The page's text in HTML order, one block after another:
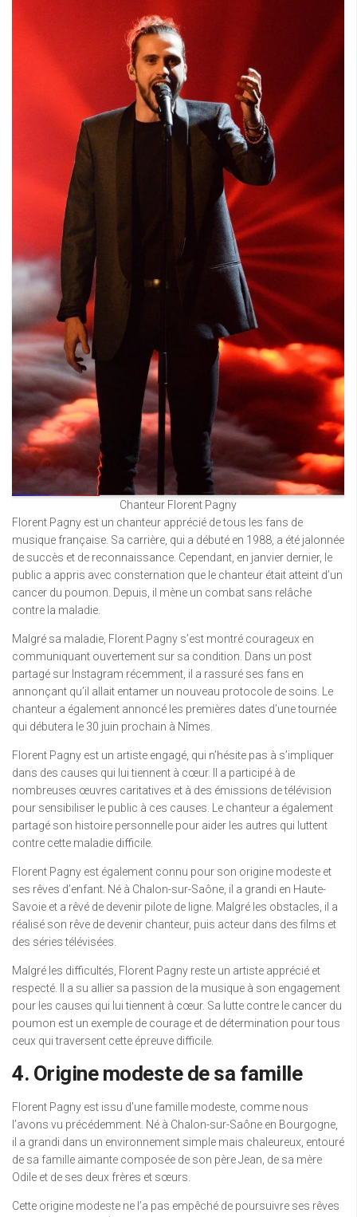
Chanteur Florent Pagny
Florent Pagny est un chanteur apprécié de tous les fans de
musique française. Sa carrière, qui a débuté en 1988, a été jalonnée
de succès et de reconnaissance. Cependant, en janvier dernier, le
public a appris avec consternation que le chanteur était atteint d’un
cancer du poumon. Depuis, il mène un combat sans relâche
contre la maladie.
Malgré sa maladie, Florent Pagny s’est montré courageux en
communiquant ouvertement sur sa condition. Dans un post
partagé sur Instagram récemment, il a rassuré ses fans en
annonçant qu’il allait entamer un nouveau protocole de soins. Le
chanteur a également annoncé les premières dates d’une tournée
qui débutera le 30 juin prochain à Nîmes.
Florent Pagny est un artiste engagé, qui n’hésite pas à s’impliquer
dans des causes qui lui tiennent à cœur. Il a participé à de
nombreuses œuvres caritatives et à des émissions de télévision
pour sensibiliser le public à ces causes. Le chanteur a également
partagé son histoire personnelle pour aider les autres qui luttent
contre cette maladie difficile.
Florent Pagny est également connu pour son origine modeste et
ses rêves d’enfant. Né à Chalon-sur-Saône, il a grandi en Haute-
Savoie et a rêvé de devenir pilote de ligne. Malgré les obstacles, il a
réalisé son rêve de devenir chanteur, puis acteur dans des films et
des séries télévisées.
Malgré les difficultés, Florent Pagny reste un artiste apprécié et
respecté. Il a su allier sa passion de la musique à son engagement
pour les causes qui lui tiennent à cœur. Sa lutte contre le cancer du
poumon est un exemple de courage et de détermination pour tous
ceux qui traversent cette épreuve difficile.
4. Origine modeste de sa famille
Florent Pagny est issu d’une famille modeste, comme nous
l’avons vu précédemment. Né à Chalon-sur-Saône en Bourgogne,
il a grandi dans un environnement simple mais chaleureux, entouré
de sa famille aimante composée de son père Jean, de sa mère
Odile et de ses deux frères et sœurs.
Cette origine modeste ne l’a pas empêché de poursuivre ses rêves